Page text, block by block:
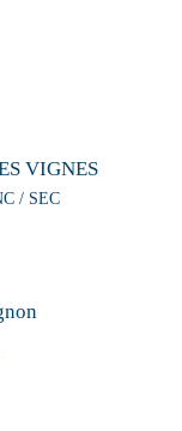
VIGNES
/ SEC